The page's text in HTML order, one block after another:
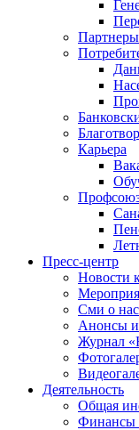
Карьера
Профсоюз
Пресс-центр
Новости
Сми о нас
Анонсы и
Журнал
Деятельность
Общая
Финансы